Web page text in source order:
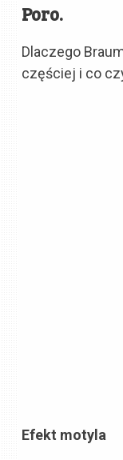
Poro.
Dlaczego
częściej i co
Efekt motyla